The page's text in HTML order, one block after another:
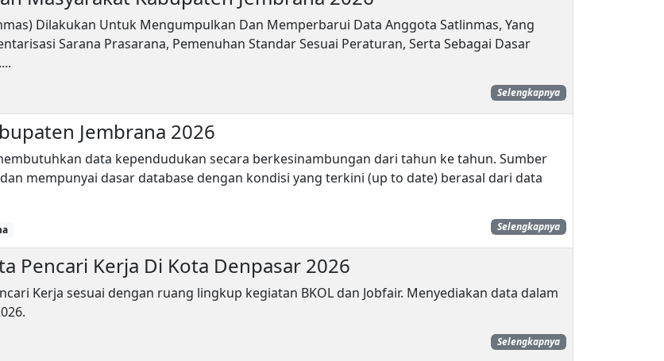
Dilakukan Untuk Mengumpulkan Dan Memperbarui Data Anggota Satlinmas, Yang
Sarana Prasarana, Pemenuhan Standar Sesuai Peraturan, Serta Sebagai Dasar
Selengkapnya
Jembrana 2026
data kependudukan secara berkesinambungan dari tahun ke tahun. Sumber
mempunyai dasar database dengan kondisi yang terkini (up to date) berasal dari data
Selengkapnya
Pencari Kerja Di Kota Denpasar 2026
Kerja sesuai dengan ruang lingkup kegiatan BKOL dan Jobfair. Menyediakan data dalam
Selengkapnya